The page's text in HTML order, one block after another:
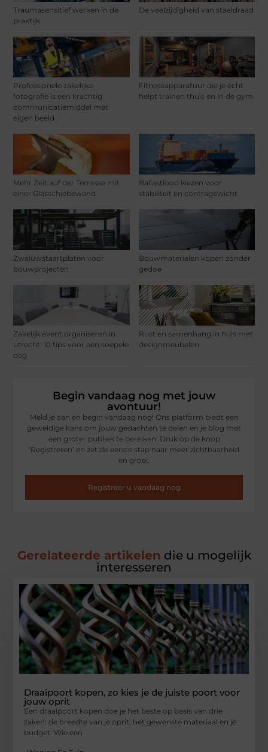
Traumasensitief werken in de
praktijk
De veelzijdigheid van staaldraad
Professionele zakelijke
fotografie is een krachtig
communicatiemiddel met
eigen beeld
Fitnessapparatuur die je écht
helpt trainen thuis en in de gym
Mehr Zeit auf der Terrasse mit
einer Glasschiebewand
Ballastlood kiezen voor
stabiliteit en contragewicht
Zwaluwstaartplaten voor
bouwprojecten
Bouwmaterialen kopen zonder
gedoe
Zakelijk event organiseren in
utrecht: 10 tips voor een soepele
dag
Rust en samenhang in huis met
designmeubelen
Begin vandaag nog met jouw
avontuur!
Meld je aan en begin vandaag nog! Ons platform biedt een
geweldige kans om jouw gedachten te delen en je blog met
een groter publiek te bereiken. Druk op de knop
‘Registreren’ en zet de eerste stap naar meer zichtbaarheid
en groei.
Registreer u vandaag nog
Gerelateerde artikelen die u mogelijk
interesseren
Draaipoort kopen, zo kies je de juiste poort voor
jouw oprit
Een draaipoort kopen doe je het beste op basis van drie
zaken: de breedte van je oprit, het gewenste materiaal en je
budget. Wie een